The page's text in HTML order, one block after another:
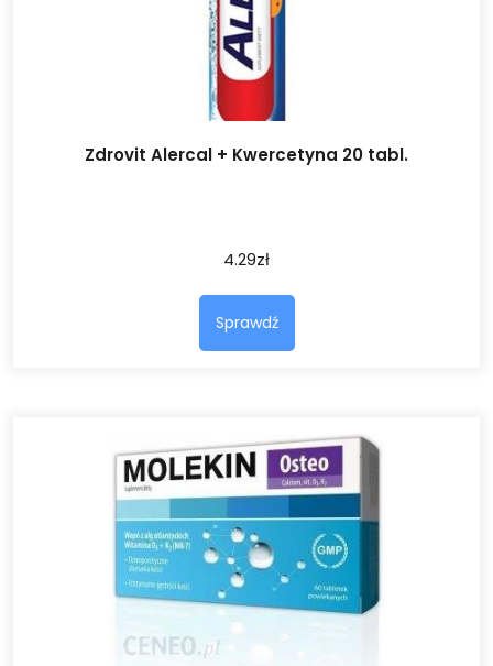
Zdrovit Alercal + Kwercetyna 20 tabl.
4.29zł
Sprawdź